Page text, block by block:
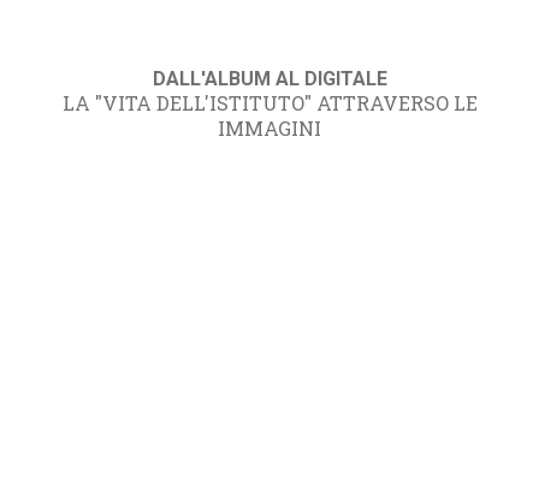
DALL'ALBUM AL DIGITALE
LA "VITA DELL'ISTITUTO" ATTRAVERSO LE
IMMAGINI